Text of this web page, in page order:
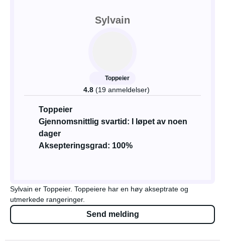
Sylvain
Toppeier
4.8 (19 anmeldelser)
Toppeier
Gjennomsnittlig svartid: I løpet av noen
dager
Aksepteringsgrad: 100%
Sylvain er Toppeier. Toppeiere har en høy akseptrate og
utmerkede rangeringer.
Send melding